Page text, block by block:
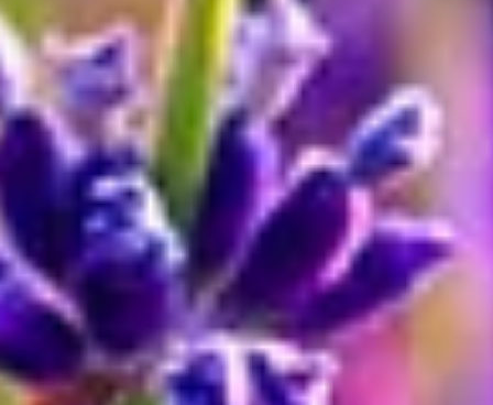
Lavendel: Anwendung und Bedeutung
Im Alten Rom, Ägypten und Griechenland schon kannte und
schätzte man Lavendel. Noch heute hat Lavendel in vielen
Bereichen einen Nutzen. Hier nur einige Beispiele für die
umfangreiche Anwendung des Lavendels:
Badezusatz aus den Blüten
Massage- oder Körperöle
Blüten in Duftkissen und Duftschalen
Körperpflegeprodukte und Kosmetik
Beruhigende Teesorten
Blätter als Gewürz in z. B. Suppen oder Käse